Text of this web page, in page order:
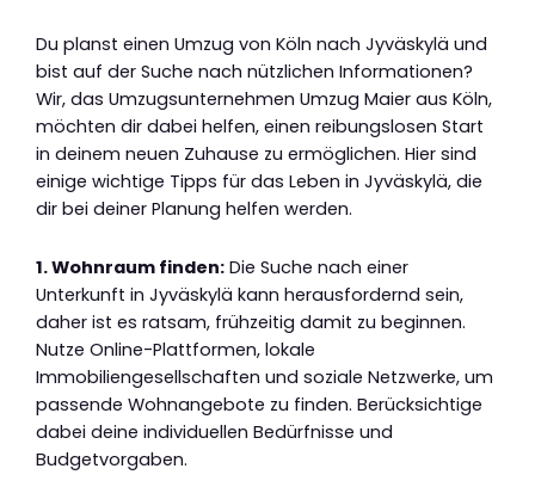
Du planst einen Umzug von Köln nach Jyväskylä und
bist auf der Suche nach nützlichen Informationen?
Wir, das Umzugsunternehmen Umzug Maier aus Köln,
möchten dir dabei helfen, einen reibungslosen Start
in deinem neuen Zuhause zu ermöglichen. Hier sind
einige wichtige Tipps für das Leben in Jyväskylä, die
dir bei deiner Planung helfen werden.
1. Wohnraum finden: Die Suche nach einer
Unterkunft in Jyväskylä kann herausfordernd sein,
daher ist es ratsam, frühzeitig damit zu beginnen.
Nutze Online-Plattformen, lokale
Immobiliengesellschaften und soziale Netzwerke, um
passende Wohnangebote zu finden. Berücksichtige
dabei deine individuellen Bedürfnisse und
Budgetvorgaben.